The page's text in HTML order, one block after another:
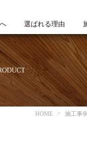
選ばれる理由
HOME 施工事例